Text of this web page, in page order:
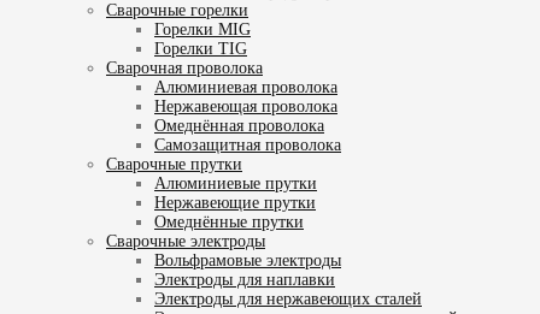
Сварочные горелки
Горелки MIG
Горелки TIG
Сварочная проволока
Алюминиевая проволока
Нержавеющая проволока
Омеднённая проволока
Самозащитная проволока
Сварочные прутки
Алюминиевые прутки
Нержавеющие прутки
Омеднённые прутки
Сварочные электроды
Вольфрамовые электроды
Электроды для наплавки
Электроды для нержавеющих сталей